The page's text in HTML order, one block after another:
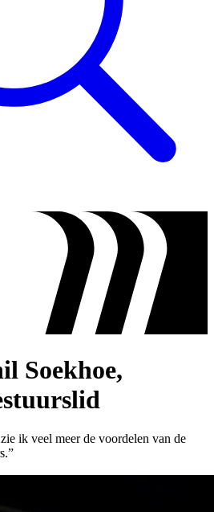
Soekhoe,
ik veel meer de voordelen van de